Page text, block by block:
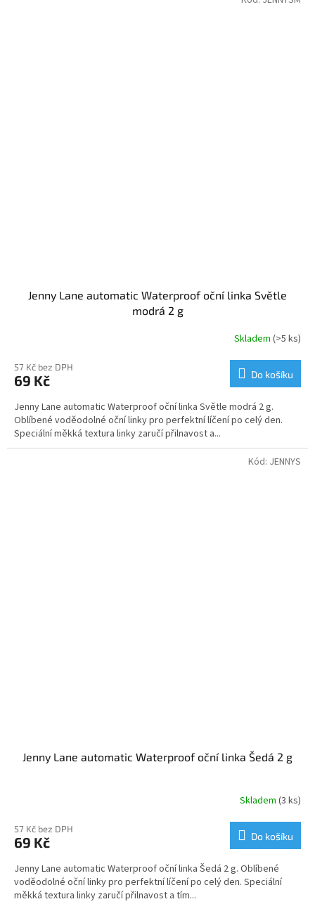
Jenny Lane automatic Waterproof oční linka Světle
modrá 2 g
Skladem (>5 ks)
57 Kč bez DPH
69 Kč Do košíku
Jenny Lane automatic Waterproof oční linka Světle modrá 2 g.
Oblíbené voděodolné oční linky pro perfektní líčení po celý den.
Speciální měkká textura linky zaručí přilnavost a...
Jenny Lane automatic Waterproof oční linka Šedá 2 g
produktu
je
z
5
hvězdiček.
Skladem(3 ks)
57 Kč bez DPH
69 Kč Do košíku
Jenny Lane automatic Waterproof oční linka Šedá 2 g. Oblíbené
voděodolné oční linky pro perfektní líčení po celý den. Speciální
měkká textura linky zaručí přilnavost a tím...
Kód: JENNYS